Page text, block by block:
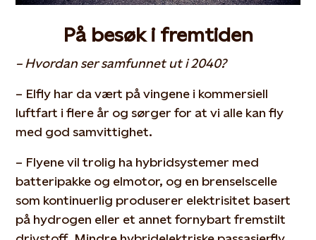
På besøk i fremtiden
– Hvordan ser samfunnet ut i 2040?
– Elfly har da vært på vingene i kommersiell
luftfart i flere år og sørger for at vi alle kan fly
med god samvittighet.
– Flyene vil trolig ha hybridsystemer med
batteripakke og elmotor, og en brenselscelle
som kontinuerlig produserer elektrisitet basert
på hydrogen eller et annet fornybart fremstilt